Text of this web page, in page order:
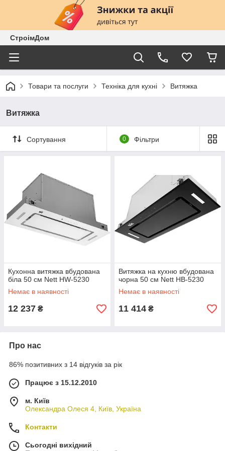
СтроімДом
Товари та послуги Техніка для кухні Витяжка
Витяжка
Сортування 0 Фільтри
Кухонна витяжка вбудована
біла 50 см Nett HW-5230
Немає в наявності
12 237 ₴
Витяжка на кухню вбудована
чорна 50 см Nett HB-5230
Немає в наявності
11 414 ₴
Про нас
86% позитивних з 14 відгуків за рік
Працює з 15.12.2010
м. Київ
Олександра Олеся 4, Київ, Україна
Контакти
Сьогодні вихідний